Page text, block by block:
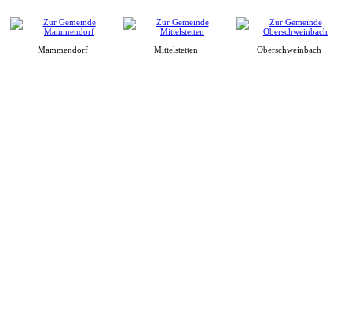
Mammendorf Mittelstetten Oberschweinbach